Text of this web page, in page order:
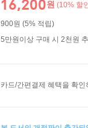
16,200원 (10% 할
900원 (5% 적립)
5만원이상 구매 시 2천원
카드/간편결제 혜택을 확인